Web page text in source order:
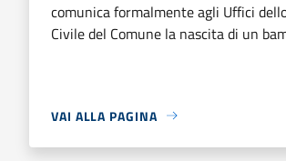
comunica formalmente agli Uffici
Civile del Comune la nascita di un
VAI ALLA PAGINA